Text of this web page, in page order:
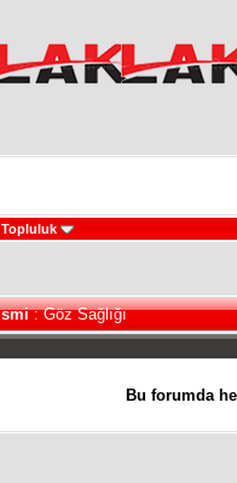
Topluluk
: Göz Sağlığı
Bu forumda